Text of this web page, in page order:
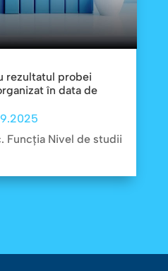
rezultatul probei
în data de
Funcţia Nivel de studii